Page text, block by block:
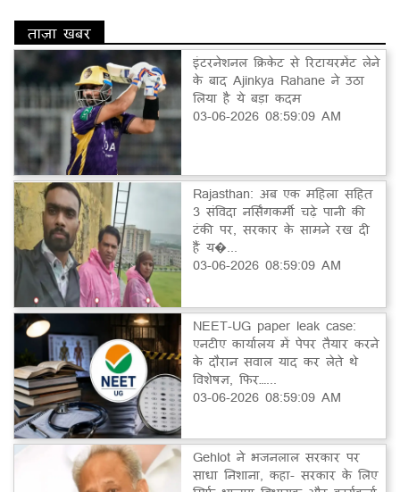
ताज़ा खबर
इंटरनेशनल क्रिकेट से रिटायरमेंट लेने
के बाद Ajinkya Rahane ने उठा
लिया है ये बड़ा कदम
03-06-2026 08:59:09 AM
Rajasthan: अब एक महिला सहित
3 संविदा नर्सिंगकर्मी चढ़े पानी की
टंकी पर, सरकार के सामने रख दी
हैं य�...
03-06-2026 08:59:09 AM
NEET-UG paper leak case:
एनटीए कार्यालय में पेपर तैयार करने
के दौरान सवाल याद कर लेते थे
विशेषज्ञ, फिर…...
03-06-2026 08:59:09 AM
Gehlot ने भजनलाल सरकार पर
साधा निशाना, कहा- सरकार के लिए